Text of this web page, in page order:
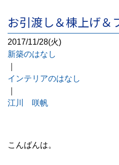
お引渡し＆棟上げ＆
2017/11/28(火)
新築のはなし
インテリアのはなし
江川 咲帆
こんばんは。